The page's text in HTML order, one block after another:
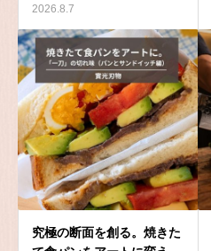
2026.8.7
究極の断面を創る。焼きた